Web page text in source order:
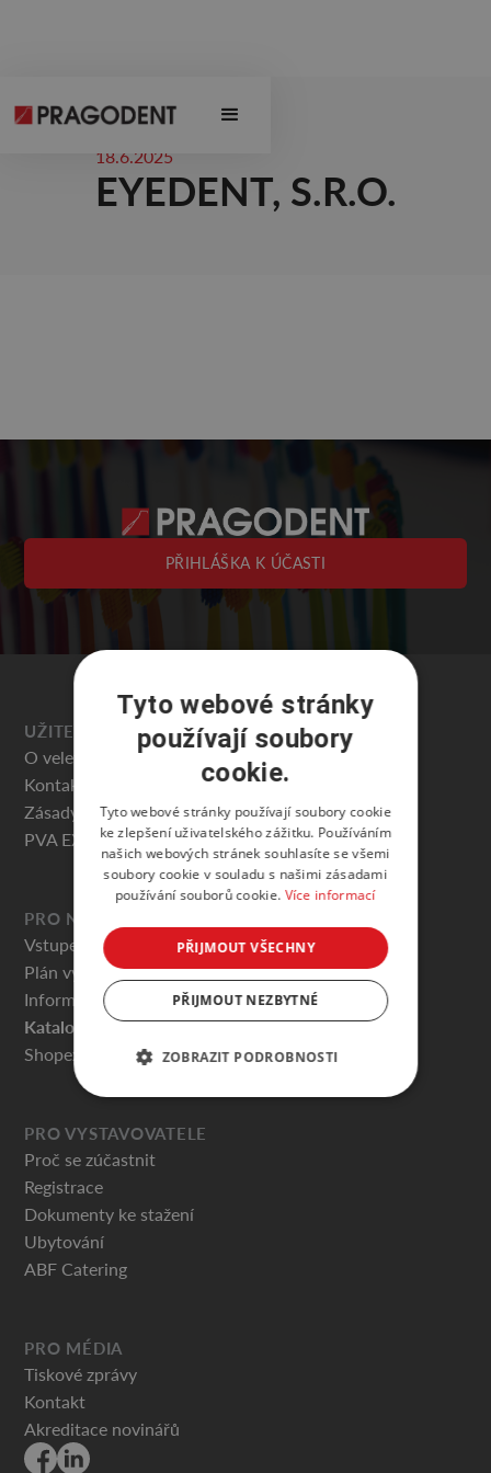
18.6.2025
EYEDENT, S.R.O.
PŘIHLÁŠKA K ÚČASTI
UŽITEČNÉ
O veletrhu
Kontakty
Zásady ochrany osobních údajů
PVA EXPO PRAHA
PRO NÁVŠTĚVNÍKY
Vstupenky
Plán výstaviště
Informace pro návštěvníky
Katalog vystavovatelů
Shopex.cz
PRO VYSTAVOVATELE
Proč se zúčastnit
Registrace
Dokumenty ke stažení
Ubytování
ABF Catering
PRO MÉDIA
Tiskové zprávy
Kontakt
Akreditace novinářů
Tyto webové stránky
používají soubory
cookie.
Tyto webové stránky používají soubory cookie
ke zlepšení uživatelského zážitku. Používáním
našich webových stránek souhlasíte se všemi
soubory cookie v souladu s našimi zásadami
používání souborů cookie. Více informací
PŘIJMOUT VŠECHNY
PŘIJMOUT NEZBYTNÉ
ZOBRAZIT PODROBNOSTI